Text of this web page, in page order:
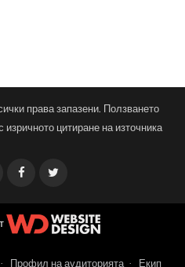
права запазени. Ползването
цитиране на източника
Facebook
Профил на аудиторията Екип